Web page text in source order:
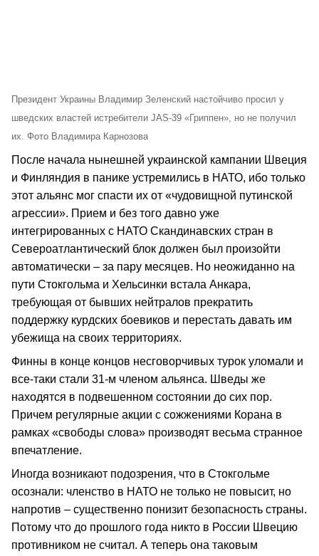
Президент Украины Владимир Зеленский настойчиво просил у
шведских властей истребители JAS-39 «Гриппен», но не получил
их. Фото Владимира Карнозова
После начала нынешней украинской кампании Швеция
и Финляндия в панике устремились в НАТО, ибо только
этот альянс мог спасти их от «чудовищной путинской
агрессии». Прием и без того давно уже
интегрированных с НАТО Скандинавских стран в
Североатлантический блок должен был произойти
автоматически – за пару месяцев. Но неожиданно на
пути Стокгольма и Хельсинки встала Анкара,
требующая от бывших нейтралов прекратить
поддержку курдских боевиков и перестать давать им
убежища на своих территориях.
Финны в конце концов несговорчивых турок уломали и
все-таки стали 31-м членом альянса. Шведы же
находятся в подвешенном состоянии до сих пор.
Причем регулярные акции с сожжениями Корана в
рамках «свободы слова» производят весьма странное
впечатление.
Иногда возникают подозрения, что в Стокгольме
осознали: членство в НАТО не только не повысит, но
напротив – существенно понизит безопасность страны.
Потому что до прошлого года никто в России Швецию
противником не считал. А теперь она таковым